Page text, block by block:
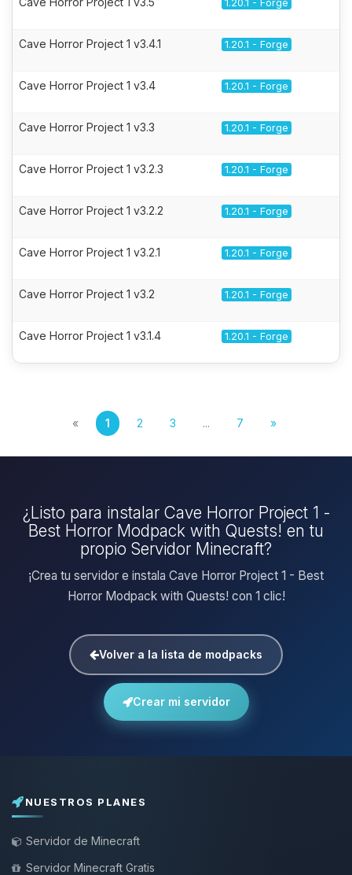
1.20.1 - Forge
Cave Horror Project 1 v3.4.1 1.20.1 - Forge
Cave Horror Project 1 v3.4 1.20.1 - Forge
Cave Horror Project 1 v3.3 1.20.1 - Forge
Cave Horror Project 1 v3.2.3 1.20.1 - Forge
Cave Horror Project 1 v3.2.2 1.20.1 - Forge
Cave Horror Project 1 v3.2.1 1.20.1 - Forge
Cave Horror Project 1 v3.2 1.20.1 - Forge
Cave Horror Project 1 v3.1.4 1.20.1 - Forge
« 1 2 3 ... 7 »
¿Listo para instalar Cave Horror Project 1 -
Best Horror Modpack with Quests! en tu
propio Servidor Minecraft?
¡Crea tu servidor e instala Cave Horror Project 1 - Best
Horror Modpack with Quests! con 1 clic!
Volver a la lista de modpacks
Crear mi servidor
NUESTROS PLANES
Servidor de Minecraft
Servidor Minecraft Gratis